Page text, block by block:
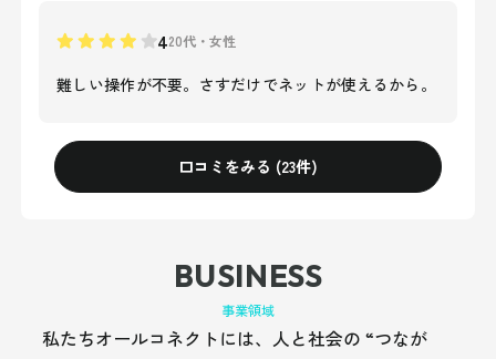
420代 ・女性
難しい操作が不要。さすだけでネットが使えるから。
口コミをみる (23件)
BUSINESS
事業領域
私たちオールコネクトには、人と社会の “つなが